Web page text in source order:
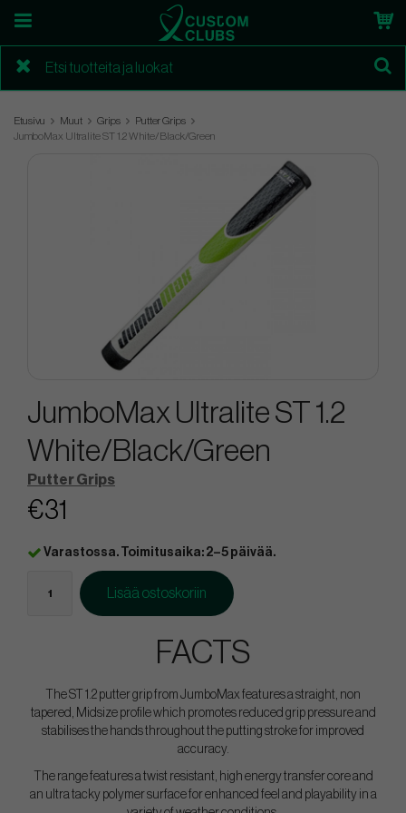
Etusivu Muut Grips
Putter Grips
JumboMax Ultralite ST 1.2 White/Black/Green
JumboMax Ultralite ST 1.2
White/Black/Green
Putter Grips
€31
Varastossa. Toimitusaika: 2–5 päivää.
Lisää ostoskoriin
FACTS
The ST 1.2 putter grip from JumboMax features a straight, non
tapered, Midsize profile which promotes reduced grip pressure and
stabilises the hands throughout the putting stroke for improved
accuracy.
The range features a twist resistant, high energy transfer core and
an ultra tacky polymer surface for enhanced feel and playability in a